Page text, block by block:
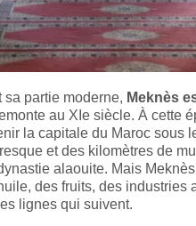
partie moderne, Meknès
au XIe siècle. À cette
la capitale du Maroc sous
et des kilomètres de
alaouite. Mais
des fruits, des industries
lignes qui suivent.